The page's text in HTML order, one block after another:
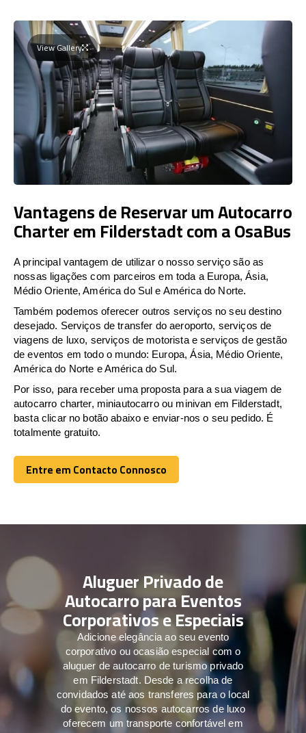
View Gallery
Vantagens de Reservar um Autocarro
Charter em Filderstadt com a OsaBus
A principal vantagem de utilizar o nosso serviço são as
nossas ligações com parceiros em toda a Europa, Ásia,
Médio Oriente, América do Sul e América do Norte.
Também podemos oferecer outros serviços no seu destino
desejado. Serviços de transfer do aeroporto, serviços de
viagens de luxo, serviços de motorista e serviços de gestão
de eventos em todo o mundo: Europa, Ásia, Médio Oriente,
América do Norte e América do Sul.
Por isso, para receber uma proposta para a sua viagem de
autocarro charter, miniautocarro ou minivan em Filderstadt,
basta clicar no botão abaixo e enviar-nos o seu pedido. É
totalmente gratuito.
Entre em Contacto Connosco
Entre em Contacto Connosco
Aluguer Privado de
Autocarro para Eventos
Corporativos e Especiais
Adicione elegância ao seu evento
corporativo ou ocasião especial com o
aluguer de autocarro de turismo privado
em Filderstadt. Desde a recolha de
convidados até aos transferes para o local
do evento, os nossos autocarros de luxo
oferecem um transporte confortável em